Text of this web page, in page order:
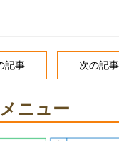
記事 次の記
ニュー